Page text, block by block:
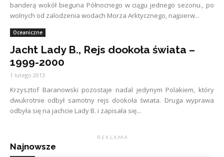
banderą wokół bieguna Północnego w ciągu jednego sezonu., po
wolnych od zalodzenia wodach Morza Arktycznego, najpierw...
Oceaniczne
Jacht Lady B., Rejs dookoła świata –
1999-2000
1 lutego 2013
Krzysztof Baranowski pozostaje nadal jedynym Polakiem, który
dwukrotnie odbył samotny rejs dookoła świata. Druga wyprawa
odbyła się na jachcie Lady B. i zapisała się...
R E K L A M A
Najnowsze